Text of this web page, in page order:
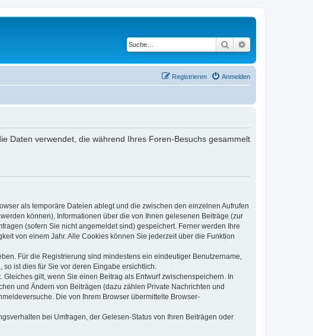
Suche
Anmelden
Registrieren
Daten verwendet, die während Ihres Foren-Besuchs gesammelt
als temporäre Dateien ablegt und die zwischen den einzelnen Aufrufen
können), Informationen über die von Ihnen gelesenen Beiträge (zur
(sofern Sie nicht angemeldet sind) gespeichert. Ferner werden Ihre
von einem Jahr. Alle Cookies können Sie jederzeit über die Funktion
Für die Registrierung sind mindestens ein eindeutiger Benutzername,
ist dies für Sie vor deren Eingabe ersichtlich.
gilt, wenn Sie einen Beitrag als Entwurf zwischenspeichern. In
und Ändern von Beiträgen (dazu zählen Private Nachrichten und
Die von Ihrem Browser übermittelte Browser-
bei Umfragen, der Gelesen-Status von Ihren Beiträgen oder